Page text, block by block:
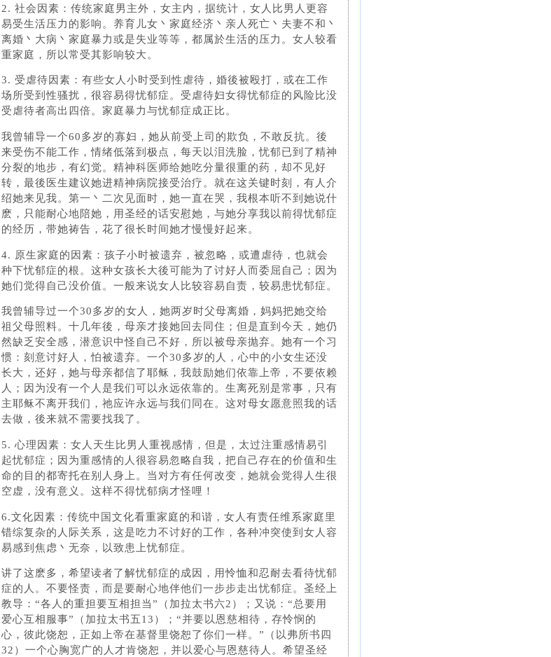
2. 社会因素：传统家庭男主外，女主内，据统计，女人比男人更容
易受生活压力的影响。养育儿女丶家庭经济丶亲人死亡丶夫妻不和丶
离婚丶大病丶家庭暴力或是失业等等，都属於生活的压力。女人较看
重家庭，所以常受其影响较大。
3. 受虐待因素：有些女人小时受到性虐待，婚後被殴打，或在工作
场所受到性骚扰，很容易得忧郁症。受虐待妇女得忧郁症的风险比没
受虐待者高出四倍。家庭暴力与忧郁症成正比。
我曾辅导一个60多岁的寡妇，她从前受上司的欺负，不敢反抗。後
来受伤不能工作，情绪低落到极点，每天以泪洗脸，忧郁已到了精神
分裂的地步，有幻觉。精神科医师给她吃分量很重的药，却不见好
转，最後医生建议她进精神病院接受治疗。就在这关键时刻，有人介
绍她来见我。第一丶二次见面时，她一直在哭，我根本听不到她说什
麽，只能耐心地陪她，用圣经的话安慰她，与她分享我以前得忧郁症
的经历，带她祷告，花了很长时间她才慢慢好起来。
4. 原生家庭的因素：孩子小时被遗弃，被忽略，或遭虐待，也就会
种下忧郁症的根。这种女孩长大後可能为了讨好人而委屈自己；因为
她们觉得自己没价值。一般来说女人比较容易自责，较易患忧郁症。
我曾辅导过一个30多岁的女人，她两岁时父母离婚，妈妈把她交给
祖父母照料。十几年後，母亲才接她回去同住；但是直到今天，她仍
然缺乏安全感，潜意识中怪自己不好，所以被母亲抛弃。她有一个习
惯：刻意讨好人，怕被遗弃。一个30多岁的人，心中的小女生还没
长大，还好，她与母亲都信了耶稣，我鼓励她们依靠上帝，不要依赖
人；因为没有一个人是我们可以永远依靠的。生离死别是常事，只有
主耶稣不离开我们，祂应许永远与我们同在。这对母女愿意照我的话
去做，後来就不需要找我了。
5. 心理因素：女人天生比男人重视感情，但是，太过注重感情易引
起忧郁症；因为重感情的人很容易忽略自我，把自己存在的价值和生
命的目的都寄托在别人身上。当对方有任何改变，她就会觉得人生很
空虚，没有意义。这样不得忧郁病才怪哩！
6.文化因素：传统中国文化看重家庭的和谐，女人有责任维系家庭里
错综复杂的人际关系，这是吃力不讨好的工作，各种冲突使到女人容
易感到焦虑丶无奈，以致患上忧郁症。
讲了这麽多，希望读者了解忧郁症的成因，用怜恤和忍耐去看待忧郁
症的人。不要怪责，而是要耐心地伴他们一步步走出忧郁症。圣经上
教导：“各人的重担要互相担当”（加拉太书六2）；又说：“总要用
爱心互相服事”（加拉太书五13）；“并要以恩慈相待，存怜悯的
心，彼此饶恕，正如上帝在基督里饶恕了你们一样。”（以弗所书四
32）一个心胸宽广的人才肯饶恕，并以爱心与恩慈待人。希望圣经